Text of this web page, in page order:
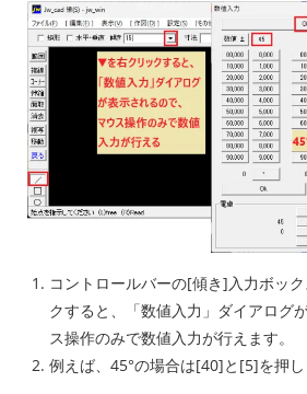
コントロールバーの[傾き]入力ボッ
クすると、「数値入力」ダイアログ
ス操作のみで数値入力が行えます。
例えば、45°の場合は[40]と[5]を押し